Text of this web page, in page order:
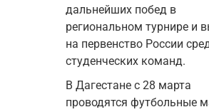
дальнейших побед в
региональном турнире и
на первенство России
студенческих команд.
В Дагестане с 28 марта
проводятся футбольные